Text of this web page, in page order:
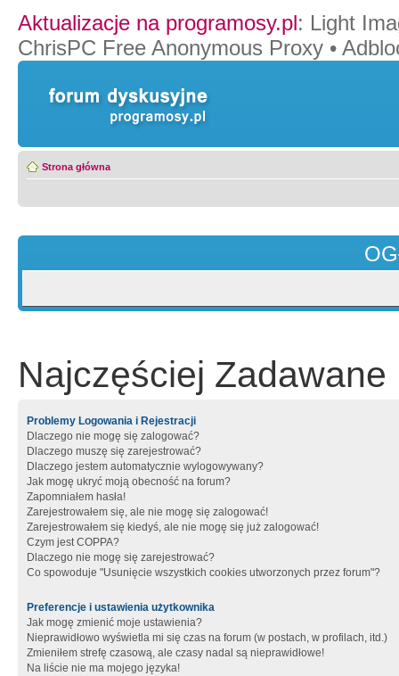
Aktualizacje na programosy.pl: Light
ChrisPC Free Anonymous Proxy •
Strona główna
Najczęściej Zadawane
Problemy Logowania i Rejestracji
Dlaczego nie mogę się zalogować?
Dlaczego muszę się zarejestrować?
Dlaczego jestem automatycznie wylogowywany?
Jak mogę ukryć moją obecność na forum?
Zapomniałem hasła!
Zarejestrowałem się, ale nie mogę się zalogować!
Zarejestrowałem się kiedyś, ale nie mogę się już zalogować!
Czym jest COPPA?
Dlaczego nie mogę się zarejestrować?
Co spowoduje "Usunięcie wszystkich cookies utworzonych przez forum"?
Preferencje i ustawienia użytkownika
Jak mogę zmienić moje ustawienia?
Nieprawidłowo wyświetla mi się czas na forum (w postach, w profilach, itd.)
Zmieniłem strefę czasową, ale czasy nadal są nieprawidłowe!
Na liście nie ma mojego języka!